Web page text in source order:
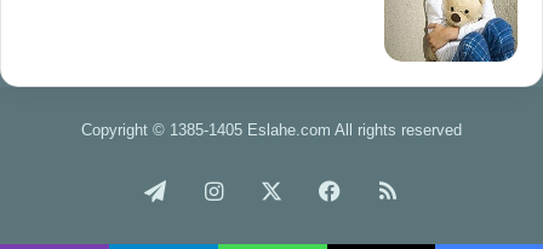
Copyright © 1385-1405 Eslahe.com All rights reserved
خوراک فیس اینستاگرام